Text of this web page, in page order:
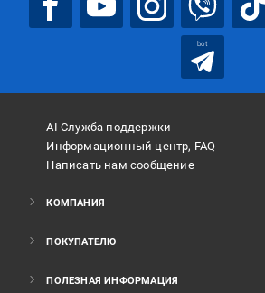
bot
AI Служба поддержки
Информационный центр, FAQ
Написать нам сообщение
КОМПАНИЯ
ПОКУПАТЕЛЮ
ПОЛЕЗНАЯ ИНФОРМАЦИЯ